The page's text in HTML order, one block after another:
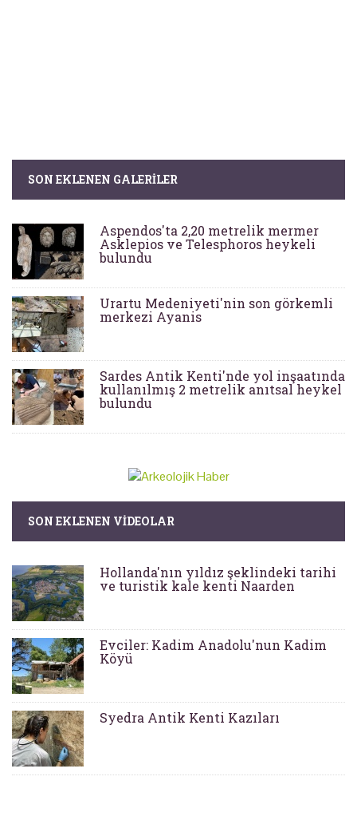
SON EKLENEN GALERILER
Aspendos'ta 2,20 metrelik mermer
Asklepios ve Telesphoros heykeli
bulundu
Urartu Medeniyeti'nin son görkemli
merkezi Ayanis
Sardes Antik Kenti'nde yol inşaatında
kullanılmış 2 metrelik anıtsal heykel
bulundu
SON EKLENEN VIDEOLAR
Hollanda'nın yıldız şeklindeki tarihi
ve turistik kale kenti Naarden
Evciler: Kadim Anadolu'nun Kadim
Köyü
Syedra Antik Kenti Kazıları